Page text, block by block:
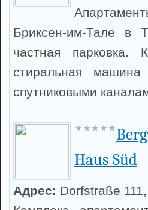
Бриксен-им-Тале в
частная парковка.
стиральная
спутниковыми
Haus Süd
Адрес: Dorfstraße